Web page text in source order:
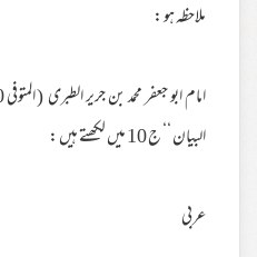
ملاحظہ ہو :
البیان ‘‘ ج 10 میں لکھتے ہیں :
عربی